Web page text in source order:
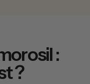
:
?